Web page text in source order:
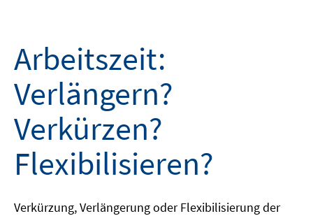
Arbeitszeit:
Verlängern?
Verkürzen?
Flexibilisieren?
Verkürzung, Verlängerung oder Flexibilisierung der